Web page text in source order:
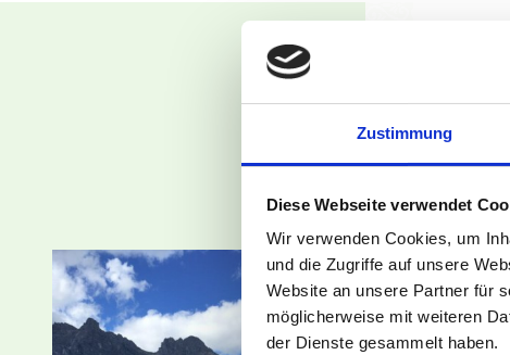
Zustimmung
Diese Webseite verwendet
Wir verwenden Cookies, um
und die Zugriffe auf unsere
Website an unsere Partner für
möglicherweise mit weiteren
der Dienste gesammelt haben.
Body Arts
Der
der Pilates
BASI®